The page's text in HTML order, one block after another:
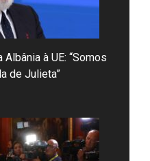
à UE: “Somos
de Julieta”